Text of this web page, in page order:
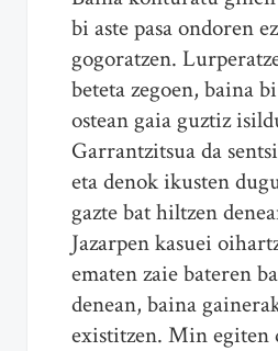
bi aste pasa ondoren
gogoratzen.
beteta zegoen, baina
ostean gaia guztiz
Garrantzitsua da
eta denok ikusten
gazte bat hiltzen
Jazarpen kasuei
ematen zaie bateren
denean, baina
existitzen. Min egiten